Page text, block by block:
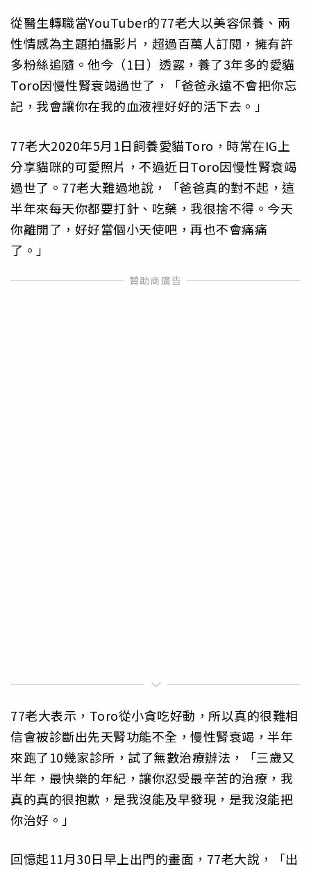
從醫生轉職當YouTuber的77老大以美容保養、兩
性情感為主題拍攝影片，超過百萬人訂閱，擁有許
多粉絲追隨。他今（1日）透露，養了3年多的愛貓
Toro因慢性腎衰竭過世了，「爸爸永遠不會把你忘
記，我會讓你在我的血液裡好好的活下去。」
77老大2020年5月1日飼養愛貓Toro，時常在IG上
分享貓咪的可愛照片，不過近日Toro因慢性腎衰竭
過世了。77老大難過地說，「爸爸真的對不起，這
半年來每天你都要打針、吃藥，我很捨不得。今天
你離開了，好好當個小天使吧，再也不會痛痛
了。」
77老大表示，Toro從小貪吃好動，所以真的很難相
信會被診斷出先天腎功能不全，慢性腎衰竭，半年
來跑了10幾家診所，試了無數治療辦法，「三歲又
半年，最快樂的年紀，讓你忍受最辛苦的治療，我
真的真的很抱歉，是我沒能及早發現，是我沒能把
你治好。」
回憶起11月30日早上出門的畫面，77老大說，「出